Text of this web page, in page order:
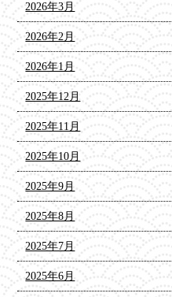
2026年3月
2026年2月
2026年1月
2025年12月
2025年11月
2025年10月
2025年9月
2025年8月
2025年7月
2025年6月